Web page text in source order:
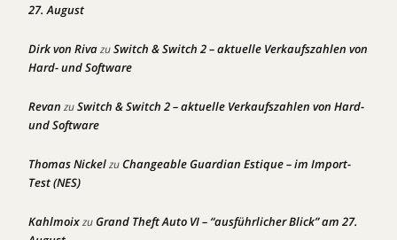
27. August
Dirk von RivazuSwitch & Switch 2 – aktuelle Verkaufszahlen von
Hard- und Software
Revan zuSwitch & Switch 2 – aktuelle Verkaufszahlen von Hard-
und Software
Thomas NickelzuChangeable Guardian Estique – im Import-
Test (NES)
KahlmoixzuGrand Theft Auto VI – “ausführlicher Blick” am 27.